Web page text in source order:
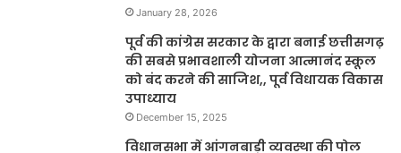
January 28, 2026
पूर्व की कांग्रेस सरकार के द्वारा बनाई छत्तीसगढ़
की सबसे प्रभावशाली योजना आत्मानंद स्कूल
को बंद करने की साजिश,, पूर्व विधायक विकास
उपाध्याय
December 15, 2025
विधानसभा में आंगनबाड़ी व्यवस्था की पोल